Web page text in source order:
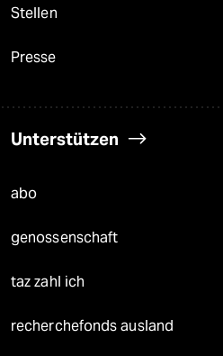
Stellen
Presse
Unterstützen
abo
genossenschaft
taz zahl ich
recherchefonds ausland